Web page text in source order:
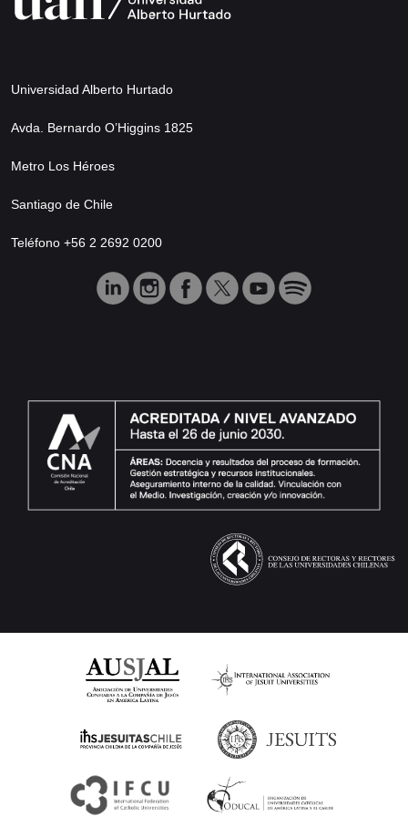
Universidad Alberto Hurtado
Avda. Bernardo O’Higgins 1825
Metro Los Héroes
Santiago de Chile
Teléfono +56 2 2692 0200